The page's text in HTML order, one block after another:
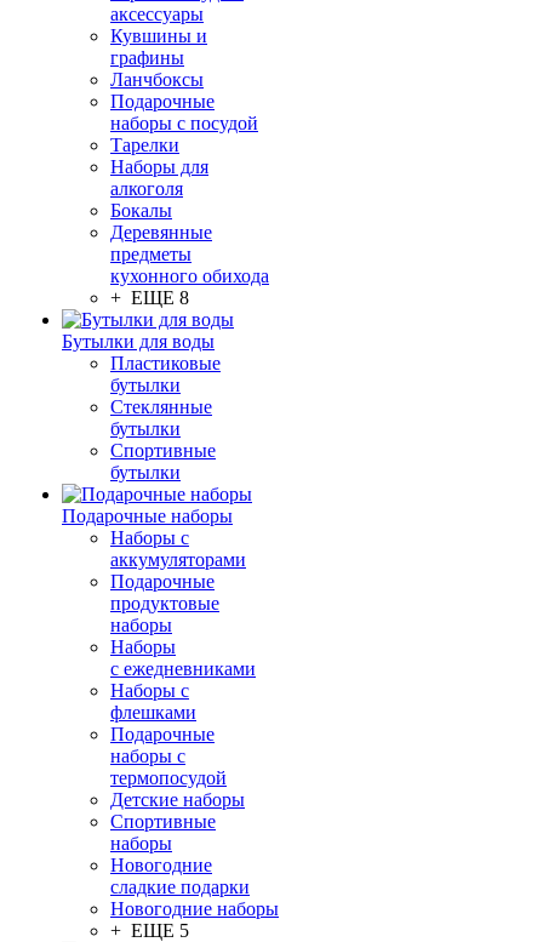
аксессуары
Кувшины и
графины
Ланчбоксы
Подарочные
наборы с посудой
Тарелки
Наборы для
алкоголя
Бокалы
Деревянные
предметы
кухонного обихода
+ ЕЩЕ 8
Бутылки для воды
Пластиковые
бутылки
Стеклянные
бутылки
Спортивные
бутылки
Подарочные наборы
Наборы с
аккумуляторами
Подарочные
продуктовые
наборы
Наборы
с ежедневниками
Наборы с
флешками
Подарочные
наборы с
термопосудой
Детские наборы
Спортивные
наборы
Новогодние
сладкие подарки
Новогодние наборы
+ ЕЩЕ 5